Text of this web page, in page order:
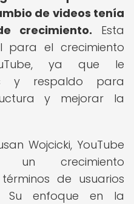
de videos tenía
crecimiento. Esta
para el crecimiento
ya que le
y respaldo para
y mejorar la
Wojcicki, YouTube
un crecimiento
de usuarios
Su enfoque en la